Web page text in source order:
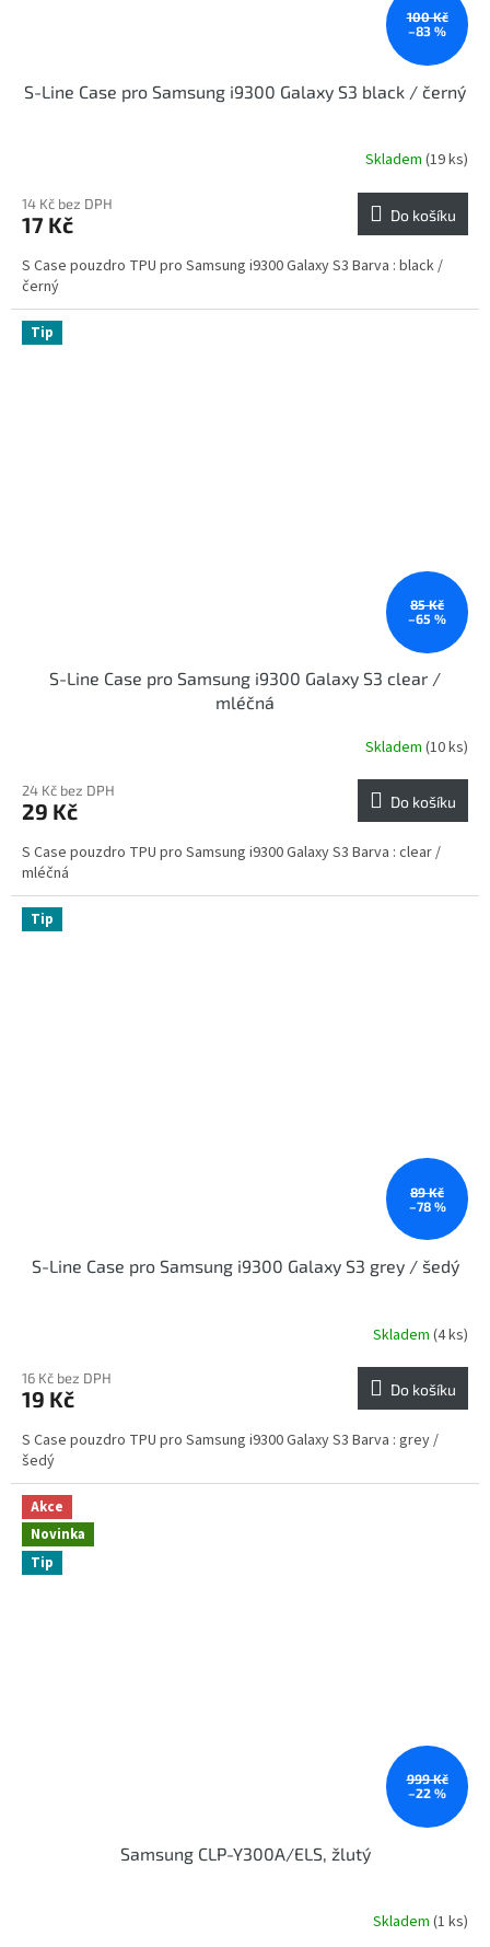
100 Kč
–83 %
S-Line Case pro Samsung i9300 Galaxy S3 black / černý
Skladem (19 ks)
14 Kč bez DPH
17 Kč Do košíku
S Case pouzdro TPU pro Samsung i9300 Galaxy S3 Barva : black /
černý
Tip
85 Kč
–65 %
S-Line Case pro Samsung i9300 Galaxy S3 clear /
mléčná
Skladem (10 ks)
24 Kč bez DPH
29 Kč Do košíku
S Case pouzdro TPU pro Samsung i9300 Galaxy S3 Barva : clear /
mléčná
Tip
89 Kč
–78 %
S-Line Case pro Samsung i9300 Galaxy S3 grey / šedý
Skladem (4 ks)
16 Kč bez DPH
19 Kč Do košíku
S Case pouzdro TPU pro Samsung i9300 Galaxy S3 Barva : grey /
šedý
Akce
Novinka
Tip
999 Kč
–22 %
Samsung CLP-Y300A/ELS, žlutý
Skladem (1 ks)